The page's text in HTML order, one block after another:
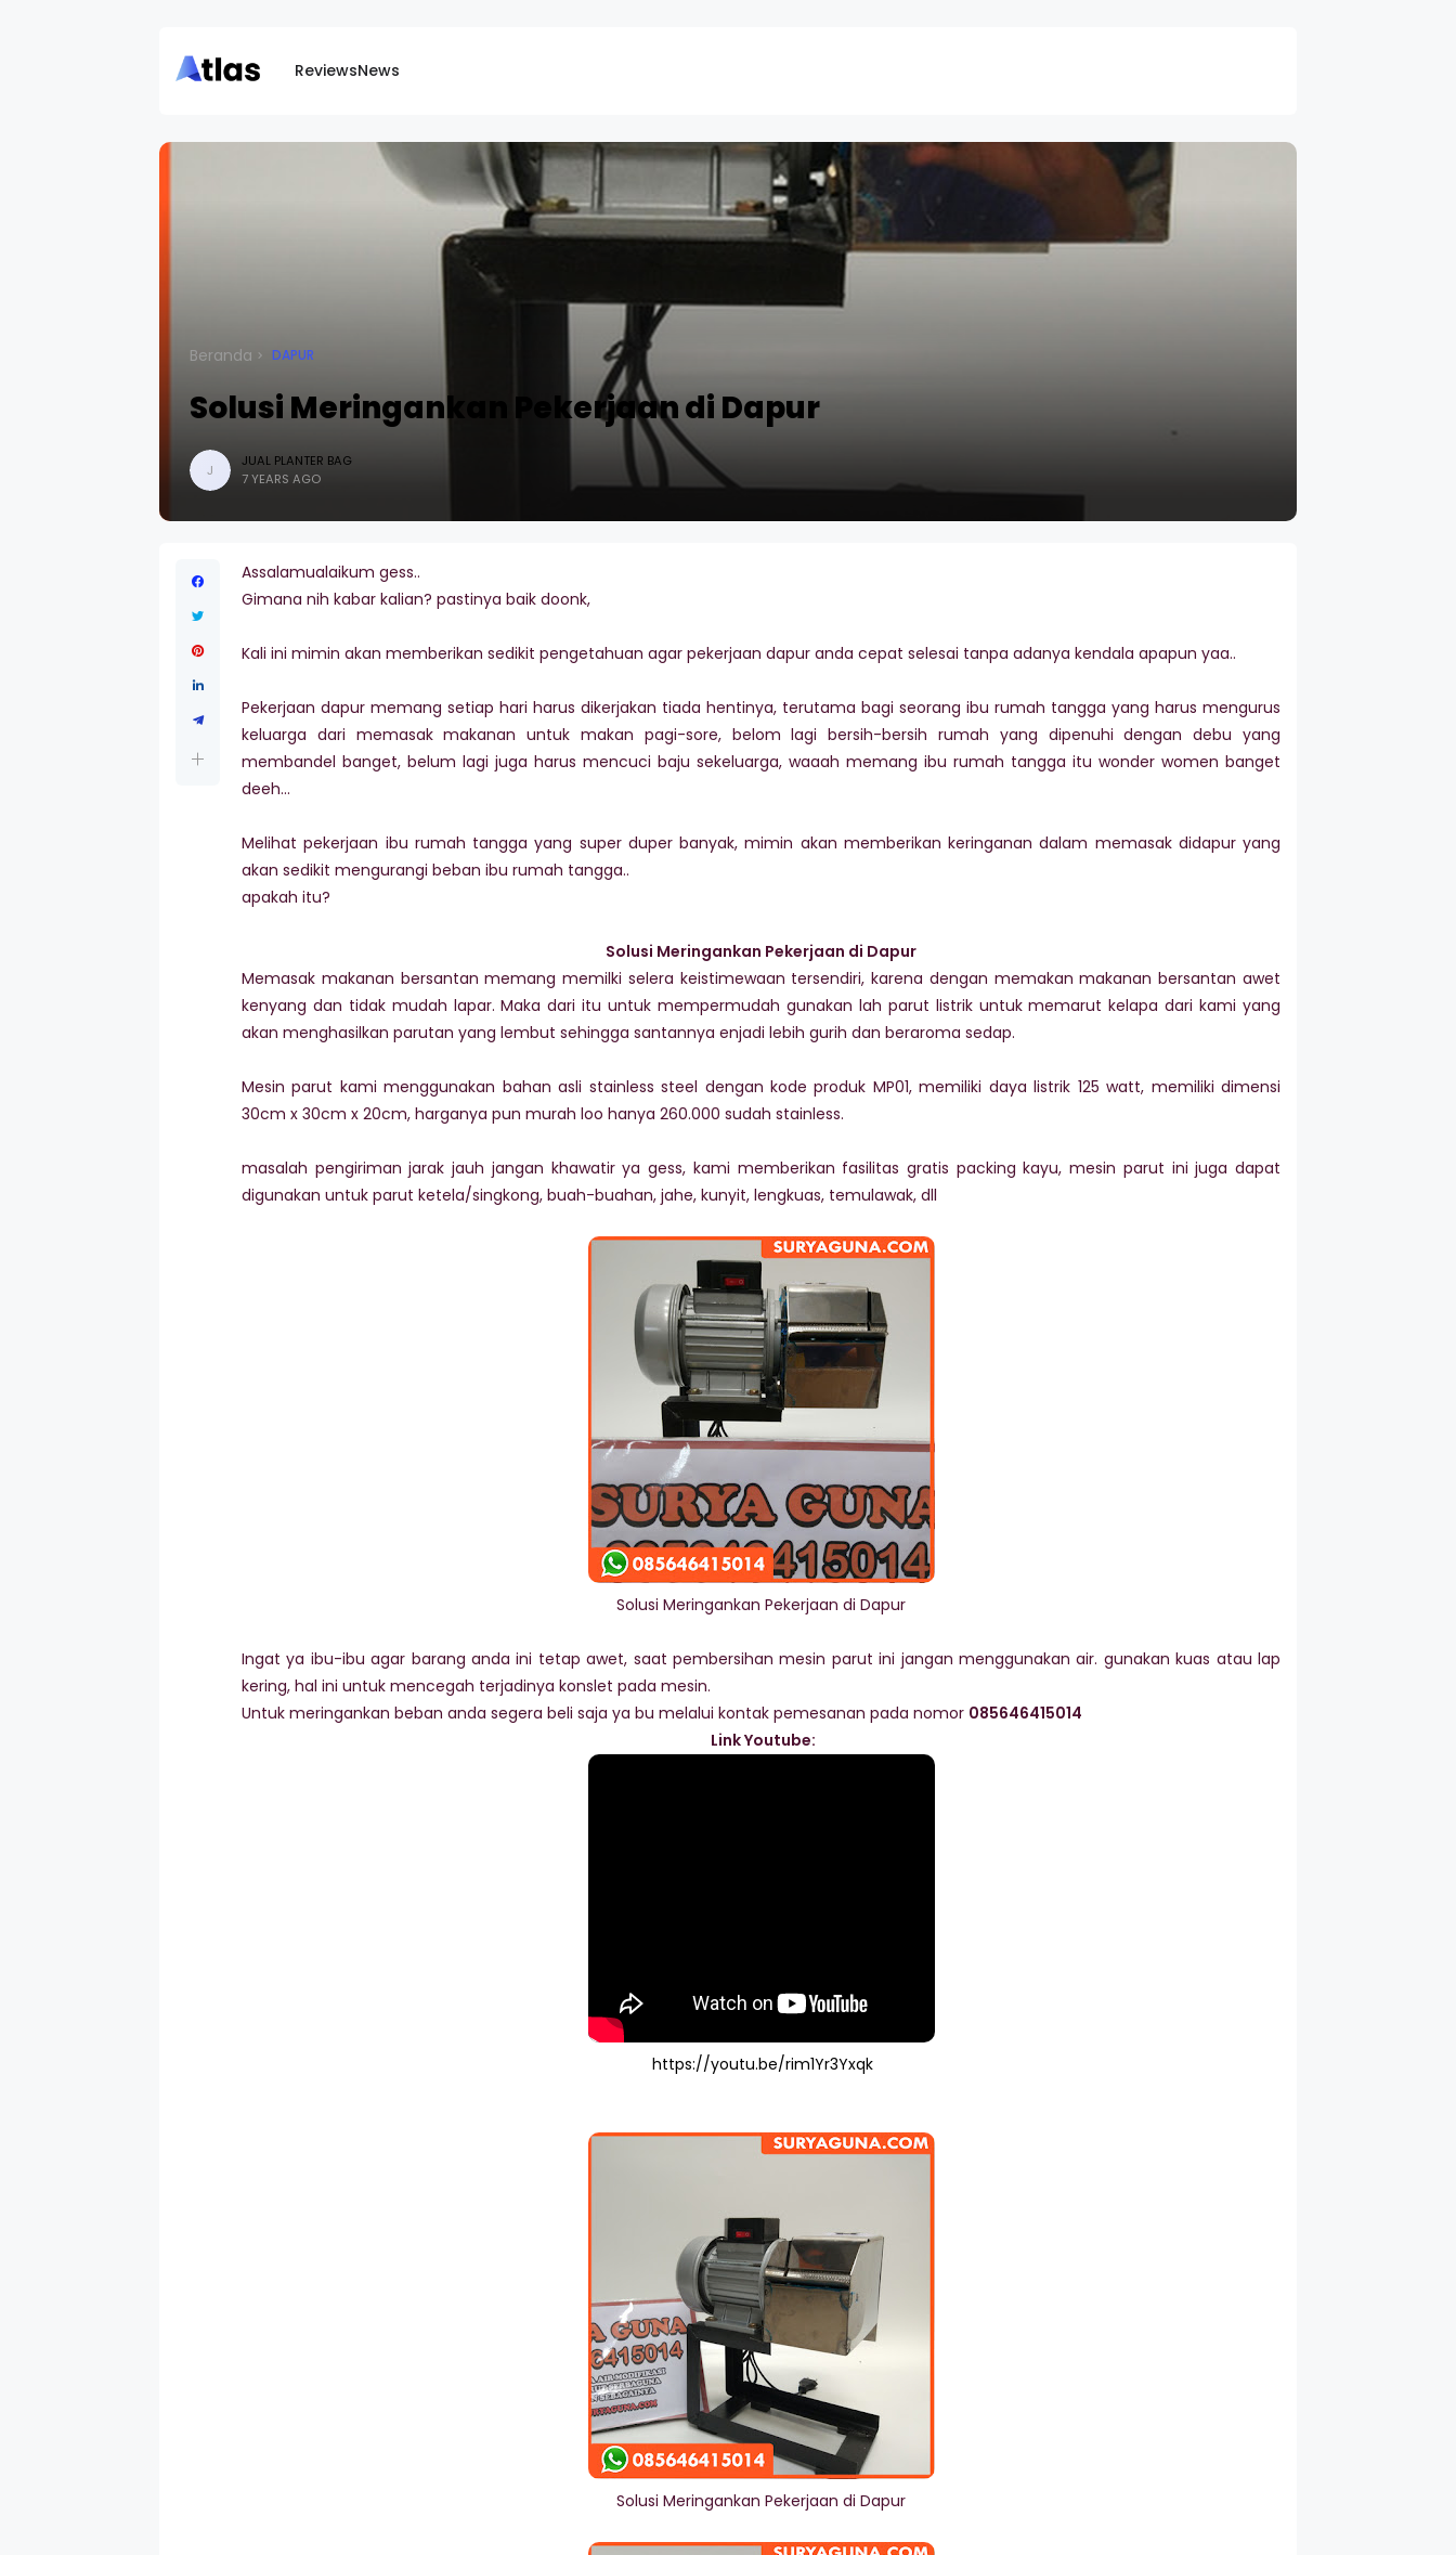
ReviewsNews
Beranda DAPUR
Solusi Meringankan Pekerjaan di Dapur
J
JUAL PLANTER BAG
7 YEARS AGO
Assalamualaikum gess..
Gimana nih kabar kalian? pastinya baik doonk,
Kali ini mimin akan memberikan sedikit pengetahuan agar pekerjaan dapur anda cepat selesai tanpa adanya kendala apapun yaa..
Pekerjaan dapur memang setiap hari harus dikerjakan tiada hentinya, terutama bagi seorang ibu rumah tangga yang harus mengurus
keluarga dari memasak makanan untuk makan pagi-sore, belom lagi bersih-bersih rumah yang dipenuhi dengan debu yang
membandel banget, belum lagi juga harus mencuci baju sekeluarga, waaah memang ibu rumah tangga itu wonder women banget
deeh...
Melihat pekerjaan ibu rumah tangga yang super duper banyak, mimin akan memberikan keringanan dalam memasak didapur yang
akan sedikit mengurangi beban ibu rumah tangga..
apakah itu?
Solusi Meringankan Pekerjaan di Dapur
Memasak makanan bersantan memang memilki selera keistimewaan tersendiri, karena dengan memakan makanan bersantan awet
kenyang dan tidak mudah lapar. Maka dari itu untuk mempermudah gunakan lah parut listrik untuk memarut kelapa dari kami yang
akan menghasilkan parutan yang lembut sehingga santannya enjadi lebih gurih dan beraroma sedap.
Mesin parut kami menggunakan bahan asli stainless steel dengan kode produk MP01, memiliki daya listrik 125 watt, memiliki dimensi
30cm x 30cm x 20cm, harganya pun murah loo hanya 260.000 sudah stainless.
masalah pengiriman jarak jauh jangan khawatir ya gess, kami memberikan fasilitas gratis packing kayu, mesin parut ini juga dapat
digunakan untuk parut ketela/singkong, buah-buahan, jahe, kunyit, lengkuas, temulawak, dll
Solusi Meringankan Pekerjaan di Dapur
Ingat ya ibu-ibu agar barang anda ini tetap awet, saat pembersihan mesin parut ini jangan menggunakan air. gunakan kuas atau lap
kering, hal ini untuk mencegah terjadinya konslet pada mesin.
Untuk meringankan beban anda segera beli saja ya bu melalui kontak pemesanan pada nomor 085646415014
Link Youtube:
https://youtu.be/rim1Yr3Yxqk
Solusi Meringankan Pekerjaan di Dapur